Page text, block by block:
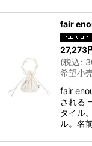
fair
27,273
(税込:
希望小
fair
される
タイル
ル。名